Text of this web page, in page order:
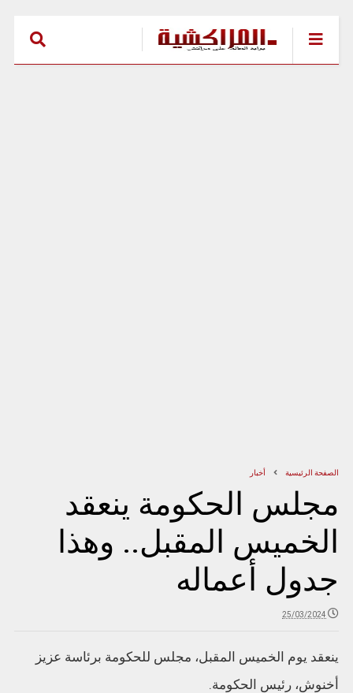
الصفحة الرئيسية أخبار
مجلس الحكومة ينعقد
الخميس المقبل.. وهذا
جدول أعماله
25/03/2024
ينعقد يوم الخميس المقبل، مجلس للحكومة برئاسة عزيز
أخنوش، رئيس الحكومة.